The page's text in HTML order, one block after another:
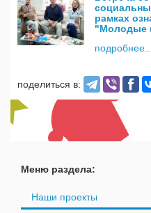
рамках
"Молодые
подробнее...
поделиться в:
Меню раздела:
Наши проекты